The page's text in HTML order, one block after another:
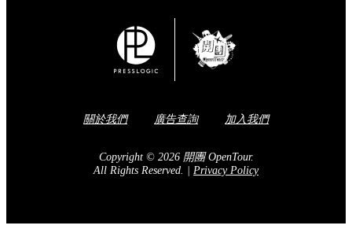
關於我們 廣告查詢 加入我們
Copyright © 2026 開團 OpenTour.
All Rights Reserved.
Privacy Policy